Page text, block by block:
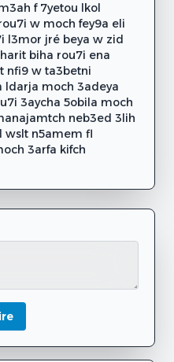
f 7yetou lkol
w moch fey9a eli
l3mor jré beya w zid
biha rou7i ena
nfi9 w ta3betni
ldarja moch 3adeya
3aycha 5obila moch
neb3ed 3lih
wslt n5amem fl
3arfa kifch